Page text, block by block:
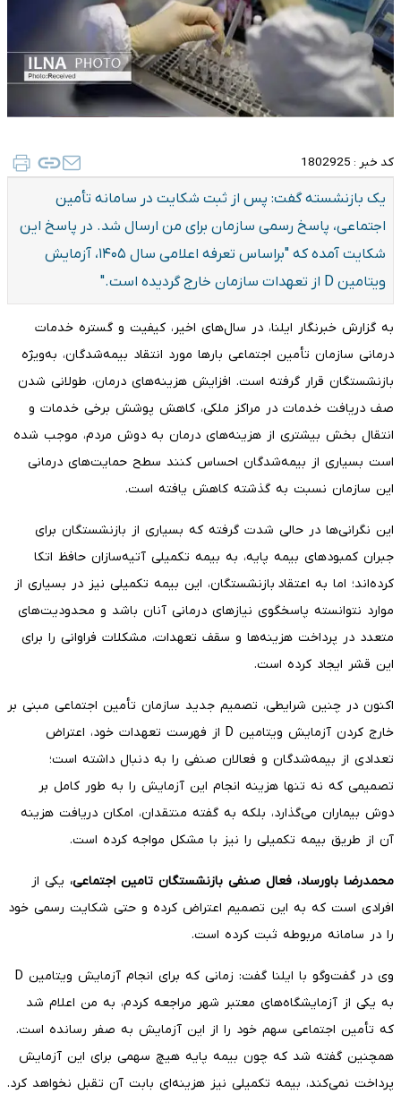
کد خبر : 1802925
یک بازنشسته گفت: پس از ثبت شکایت در سامانه تأمین
اجتماعی، پاسخ رسمی سازمان برای من ارسال شد. در پاسخ این
شکایت آمده که "براساس تعرفه اعلامی سال ۱۴۰۵، آزمایش
ویتامین D از تعهدات سازمان خارج گردیده است."
به گزارش خبرنگار ایلنا، در سال‌های اخیر، کیفیت و گستره خدمات
درمانی سازمان تأمین اجتماعی بارها مورد انتقاد بیمه‌شدگان، به‌ویژه
بازنشستگان قرار گرفته است. افزایش هزینه‌های درمان، طولانی شدن
صف دریافت خدمات در مراکز ملکی، کاهش پوشش برخی خدمات و
انتقال بخش بیشتری از هزینه‌های درمان به دوش مردم، موجب شده
است بسیاری از بیمه‌شدگان احساس کنند سطح حمایت‌های درمانی
این سازمان نسبت به گذشته کاهش یافته است.
این نگرانی‌ها در حالی شدت گرفته که بسیاری از بازنشستگان برای
جبران کمبودهای بیمه پایه، به بیمه تکمیلی آتیه‌سازان حافظ اتکا
کرده‌اند؛ اما به اعتقاد بازنشستگان، این بیمه تکمیلی نیز در بسیاری از
موارد نتوانسته پاسخگوی نیازهای درمانی آنان باشد و محدودیت‌های
متعدد در پرداخت هزینه‌ها و سقف تعهدات، مشکلات فراوانی را برای
این قشر ایجاد کرده است.
اکنون در چنین شرایطی، تصمیم جدید سازمان تأمین اجتماعی مبنی بر
خارج کردن آزمایش ویتامین D از فهرست تعهدات خود، اعتراض
تعدادی از بیمه‌شدگان و فعالان صنفی را به دنبال داشته است؛
تصمیمی که نه تنها هزینه انجام این آزمایش را به طور کامل بر
دوش بیماران می‌گذارد، بلکه به گفته منتقدان، امکان دریافت هزینه
آن از طریق بیمه تکمیلی را نیز با مشکل مواجه کرده است.
محمدرضا باورساد، فعال صنفی بازنشستگان تامین اجتماعی، یکی از
افرادی است که به این تصمیم اعتراض کرده و حتی شکایت رسمی خود
را در سامانه مربوطه ثبت کرده است.
وی در گفت‌وگو با ایلنا گفت: زمانی که برای انجام آزمایش ویتامین D
به یکی از آزمایشگاه‌های معتبر شهر مراجعه کردم، به من اعلام شد
که تأمین اجتماعی سهم خود را از این آزمایش به صفر رسانده است.
همچنین گفته شد که چون بیمه پایه هیچ سهمی برای این آزمایش
پرداخت نمی‌کند، بیمه تکمیلی نیز هزینه‌ای بابت آن تقبل نخواهد کرد.